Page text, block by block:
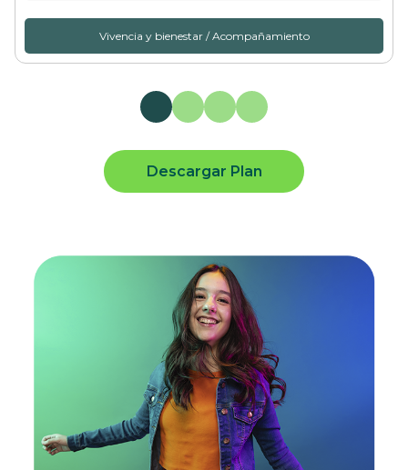
Vivencia y bienestar / Acompañamiento
Descargar Plan